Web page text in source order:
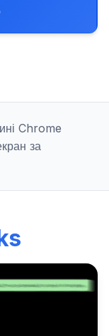
Chrome
за